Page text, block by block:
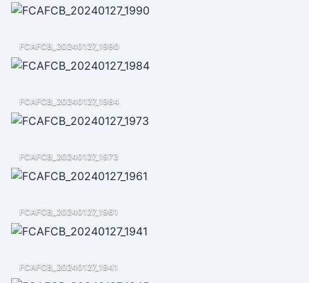
FCAFCB_20240127_1990
FCAFCB_20240127_1984
FCAFCB_20240127_1973
FCAFCB_20240127_1961
FCAFCB_20240127_1941